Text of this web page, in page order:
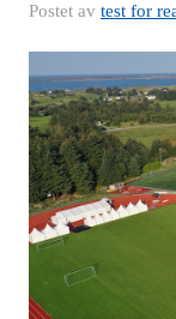
Postet av test for